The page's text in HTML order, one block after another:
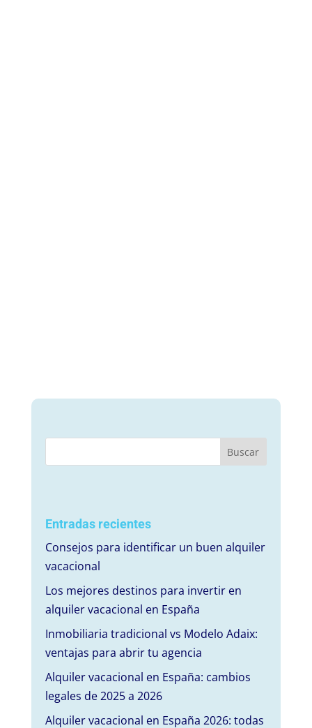
Entradas recientes
Consejos para identificar un buen alquiler
vacacional
Los mejores destinos para invertir en
alquiler vacacional en España
Inmobiliaria tradicional vs Modelo Adaix:
ventajas para abrir tu agencia
Alquiler vacacional en España: cambios
legales de 2025 a 2026
Alquiler vacacional en España 2026: todas